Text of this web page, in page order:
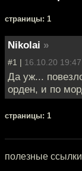
cтраницы: 1
Nikolai »
#1 | 16.10.20 19:47
Да уж...
орден, и по
cтраницы: 1
полезные ссылки